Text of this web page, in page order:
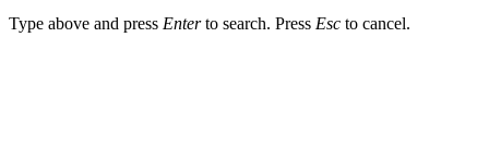
Type above and press Enterto search. Press Esc to cancel.